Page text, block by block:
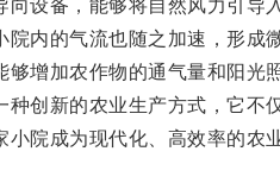
设备，能够将自然风力引导入
的气流也随之加速，形成微
加农作物的通气量和阳光
新的农业生产方式，它不
成为现代化、高效率的农